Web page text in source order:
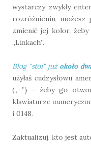
wystarczy zwykły
rozróżnieniu,
zmienić jej kolor,
„Linkach”.
Blog "stoi" już około
użyłaś cudzysłowu
(„ ”) – żeby go
klawiaturze
i 0148.
Zaktualizuj, kto jest